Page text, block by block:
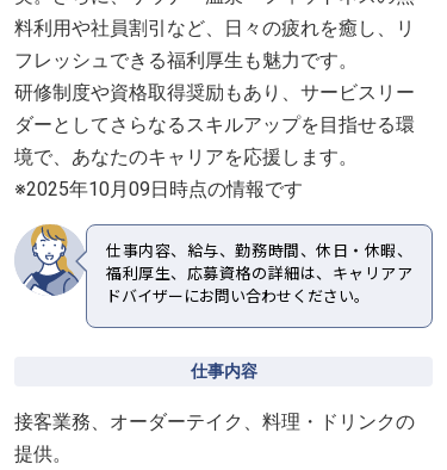
料利用や社員割引など、日々の疲れを癒し、リ
フレッシュできる福利厚生も魅力です。
研修制度や資格取得奨励もあり、サービスリー
ダーとしてさらなるスキルアップを目指せる環
境で、あなたのキャリアを応援します。
※2025年10月09日時点の情報です
仕事内容、給与、勤務時間、休日・休暇、
福利厚生、応募資格の詳細は、キャリアア
ドバイザーにお問い合わせください。
仕事内容
接客業務、オーダーテイク、料理・ドリンクの
提供。